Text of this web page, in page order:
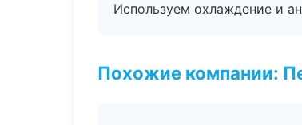
Используем охлаждение и
Похожие компании: